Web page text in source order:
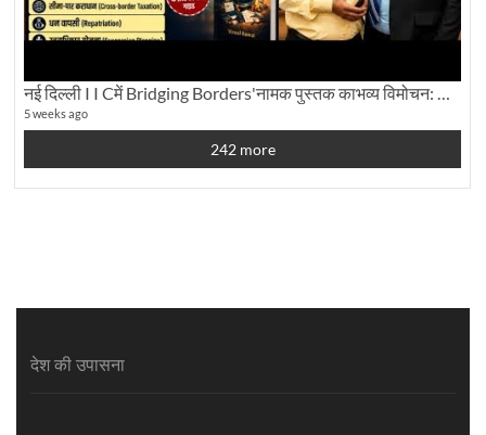
5 weeks ago
242 more
देश की उपासना